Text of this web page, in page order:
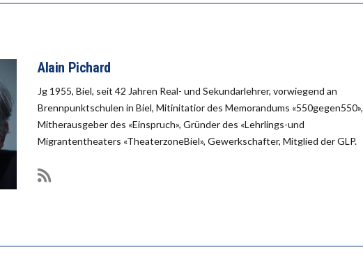
Alain Pichard
Jg 1955, Biel, seit 42 Jahren Real- und Sekundarlehrer, vorwiegend an
Brennpunktschulen in Biel, Mitinitatior des Memorandums «550gegen550»,
Mitherausgeber des «Einspruch», Gründer des «Lehrlings-und
Migrantentheaters «TheaterzoneBiel», Gewerkschafter, Mitglied der GLP.